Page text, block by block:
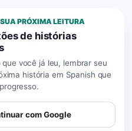
PRÓXIMA LEITURA
de histórias
você já leu, lembrar seu
história em Spanish que
com Google